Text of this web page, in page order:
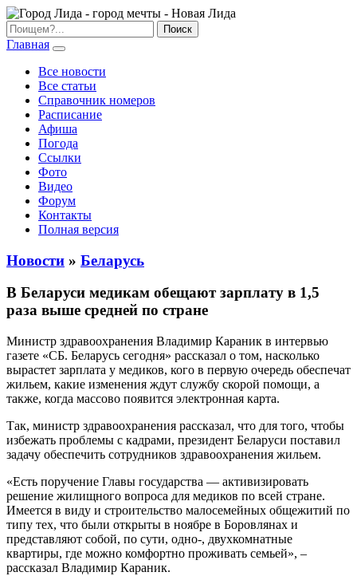
Главная
Все новости
Все статьи
Справочник номеров
Расписание
Афиша
Погода
Ссылки
Фото
Видео
Форум
Контакты
Полная версия
Новости » Беларусь
В Беларуси медикам обещают зарплату в 1,5
раза выше средней по стране
Министр здравоохранения Владимир Караник в интервью
газете «СБ. Беларусь сегодня» рассказал о том, насколько
вырастет зарплата у медиков, кого в первую очередь обеспечат
жильем, какие изменения ждут службу скорой помощи, а
также, когда массово появится электронная карта.
Так, министр здравоохранения рассказал, что для того, чтобы
избежать проблемы с кадрами, президент Беларуси поставил
задачу обеспечить сотрудников здравоохранения жильем.
«Есть поручение Главы государства — активизировать
решение жилищного вопроса для медиков по всей стране.
Имеется в виду и строительство малосемейных общежитий по
типу тех, что были открыты в ноябре в Боровлянах и
представляют собой, по сути, одно-, двухкомнатные
квартиры, где можно комфортно проживать семьей», –
рассказал Владимир Караник.